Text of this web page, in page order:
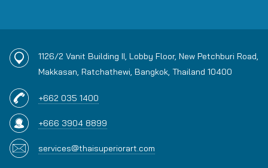
1126/2 Vanit Building II, Lobby Floor, New Petchburi Road,
Makkasan, Ratchathewi, Bangkok, Thailand 10400
+662 035 1400
+666 3904 8899
services@thaisuperiorart.com